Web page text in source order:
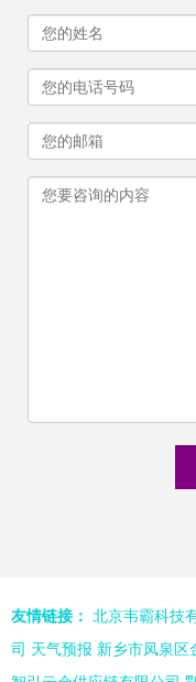
友情链接： 北京韦霸科技
司 天气预报 新乡市凤泉区